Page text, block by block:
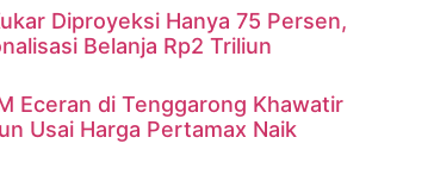
Diproyeksi Hanya 75 Persen,
Belanja Rp2 Triliun
Eceran di Tenggarong Khawatir
Usai Harga Pertamax Naik
Sungai Mahakam